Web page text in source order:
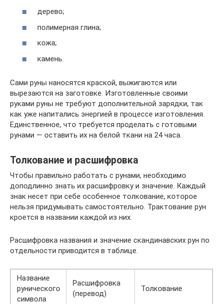
дерево;
полимерная глина;
кожа;
камень.
Сами руны наносятся краской, выжигаются или
вырезаются на заготовке. Изготовленные своими
руками руны не требуют дополнительной зарядки, так
как уже напитались энергией в процессе изготовления.
Единственное, что требуется проделать с готовыми
рунами — оставить их на белой ткани на 24 часа.
Толкование и расшифровка
Чтобы правильно работать с рунами, необходимо
доподлинно знать их расшифровку и значение. Каждый
знак несет при себе особенное толкование, которое
нельзя придумывать самостоятельно. Трактование рун
кроется в названии каждой из них.
Расшифровка названия и значение скандинавских рун по
отдельности приводится в таблице.
Название
рунического
символа
Расшифровка
(перевод)
Толкование